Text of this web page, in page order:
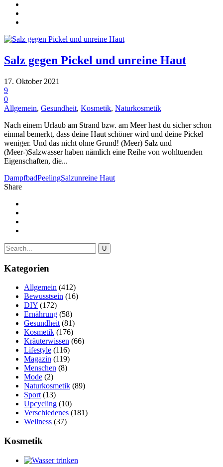
Salz gegen Pickel und unreine Haut
17. Oktober 2021
9
0
Allgemein, Gesundheit, Kosmetik, Naturkosmetik
Nach einem Urlaub am Strand bzw. am Meer hast du sicher schon
einmal bemerkt, dass deine Haut schöner wird und deine Pickel
weniger. Und das nicht ohne Grund! (Meer) Salz und
(Meer-)Salzwasser haben nämlich eine Reihe von wohltuenden
Eigenschaften, die...
DampfbadPeelingSalzunreine Haut
Share
Kategorien
Allgemein (412)
Bewusstsein (16)
DIY (172)
Ernährung (58)
Gesundheit(81)
Kosmetik (176)
Kräuterwissen (66)
Lifestyle (116)
Magazin (119)
Menschen (8)
Mode (2)
Naturkosmetik (89)
Sport(13)
Upcycling (10)
Verschiedenes (181)
Wellness (37)
Kosmetik